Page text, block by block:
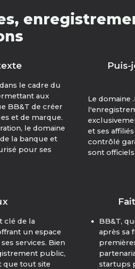
le cadre du
aux
BB&T de créer
et de marque.
le domaine
la banque et
pour ses
Le domaine
et ses
contrôlé
sont
clé de la
un espace
services. Bien
public,
que tout site
BB&T,
après sa
startups